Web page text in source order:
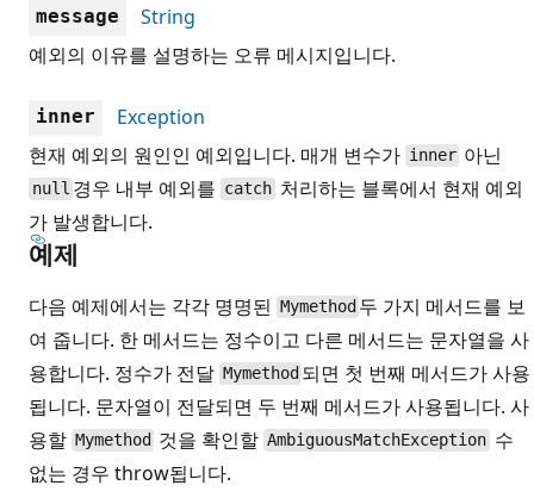
message
String
예외의 이유를 설명하는 오류 메시지입니다.
inner
Exception
현재 예외의 원인인 예외입니다. 매개 변수가 inner 아닌
null 경우 내부 예외를 catch처리하는 블록에서 현재 예외
가 발생합니다.
예제
다음 예제에서는 각각 명명된 Mymethod 두 가지 메서드를 보
여 줍니다. 한 메서드는 정수이고 다른 메서드는 문자열을 사
용합니다. 정수가 전달 Mymethod 되면 첫 번째 메서드가 사용
됩니다. 문자열이 전달되면 두 번째 메서드가 사용됩니다. 사
용할 Mymethod 것을 확인할 AmbiguousMatchException 수
없는 경우 throw됩니다.